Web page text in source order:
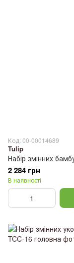
Код: 00-00014689
Tulip
Набір змінних
2 284 грн
В наявності